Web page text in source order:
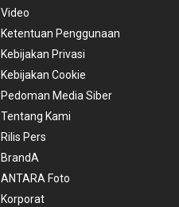
Video
Ketentuan Penggunaan
Kebijakan Privasi
Kebijakan Cookie
Pedoman Media Siber
Tentang Kami
Rilis Pers
BrandA
ANTARA Foto
Korporat